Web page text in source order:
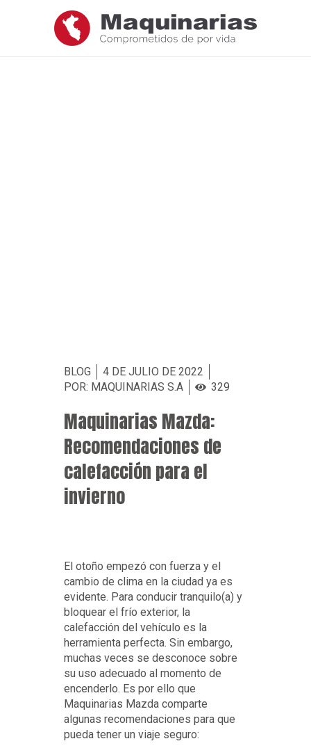
BLOG
4 DE JULIO DE 2022
POR: MAQUINARIAS S.A
329
Maquinarias Mazda:
Recomendaciones de
calefacción para el
invierno
El otoño empezó con fuerza y el
cambio de clima en la ciudad ya es
evidente. Para conducir tranquilo(a) y
bloquear el frío exterior, la
calefacción del vehículo es la
herramienta perfecta. Sin embargo,
muchas veces se desconoce sobre
su uso adecuado al momento de
encenderlo. Es por ello que
Maquinarias Mazda comparte
algunas recomendaciones para que
pueda tener un viaje seguro: